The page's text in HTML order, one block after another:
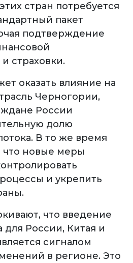
стран потребуется
пакет
подтверждение
страховки.
оказать влияние на
Черногории,
России
долю
В то же время
что новые меры
и укрепить
что введение
России, Китая и
сигналом
в регионе. Это